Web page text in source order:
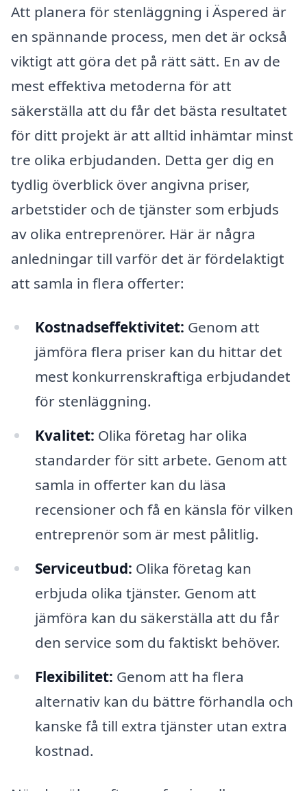
Att planera för stenläggning i Äspered är
en spännande process, men det är också
viktigt att göra det på rätt sätt. En av de
mest effektiva metoderna för att
säkerställa att du får det bästa resultatet
för ditt projekt är att alltid inhämtar minst
tre olika erbjudanden. Detta ger dig en
tydlig överblick över angivna priser,
arbetstider och de tjänster som erbjuds
av olika entreprenörer. Här är några
anledningar till varför det är fördelaktigt
att samla in flera offerter:
Kostnadseffektivitet: Genom att
jämföra flera priser kan du hittar det
mest konkurrenskraftiga erbjudandet
för stenläggning.
Kvalitet: Olika företag har olika
standarder för sitt arbete. Genom att
samla in offerter kan du läsa
recensioner och få en känsla för vilken
entreprenör som är mest pålitlig.
Serviceutbud: Olika företag kan
erbjuda olika tjänster. Genom att
jämföra kan du säkerställa att du får
den service som du faktiskt behöver.
Flexibilitet: Genom att ha flera
alternativ kan du bättre förhandla och
kanske få till extra tjänster utan extra
kostnad.